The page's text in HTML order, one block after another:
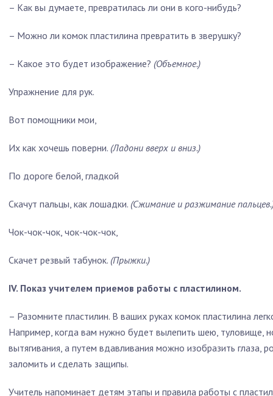
– Как вы думаете, превратилась ли они в кого-нибудь?
– Можно ли комок пластилина превратить в зверушку?
– Какое это будет изображение? (Объемное.)
Упражнение для рук.
Вот помощники мои,
Их как хочешь поверни. (Ладони вверх и вниз.)
По дороге белой, гладкой
Скачут пальцы, как лошадки. (Сжимание и разжимание
Чок-чок-чок, чок-чок-чок,
Скачет резвый табунок. (Прыжки.)
IV. Показ учителем приемов работы с пластилином.
– Разомните пластилин. В ваших руках комок пластилина
Например, когда вам нужно будет вылепить шею, туловище,
вытягивания, а путем вдавливания можно изобразить
заломить и сделать защипы.
Учитель напоминает детям этапы и правила работы с